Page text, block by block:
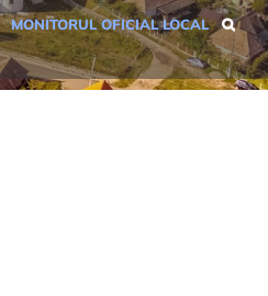
MONITORUL OFICIAL LOCAL